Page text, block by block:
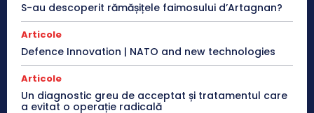
S-au descoperit rămășițele faimosului d’Artagnan?
Articole
Defence Innovation | NATO and new technologies
Articole
Un diagnostic greu de acceptat și tratamentul care
a evitat o operație radicală